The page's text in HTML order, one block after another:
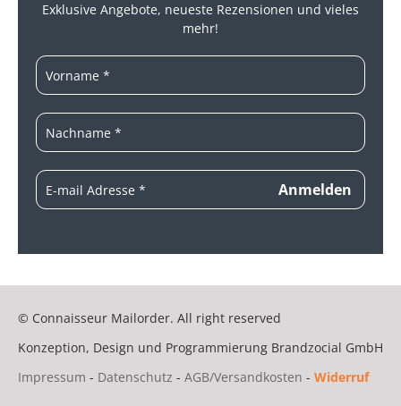
Exklusive Angebote, neueste Rezensionen und vieles
mehr!
© Connaisseur Mailorder. All right reserved
Konzeption, Design und Programmierung Brandzocial GmbH
Impressum - Datenschutz - AGB/Versandkosten - Widerruf